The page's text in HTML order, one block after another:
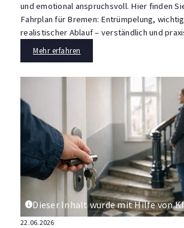
und emotional anspruchsvoll. Hier finden
Fahrplan für Bremen: Entrümpelung,
realistischer Ablauf – verständlich und
Mehr erfahren
Dieser Inhalt wurde mit Hilfe von
22.06.2026